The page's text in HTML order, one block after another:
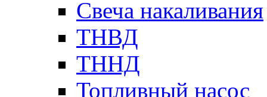
Свеча накаливания
ТНВД
ТННД
Топливный насос